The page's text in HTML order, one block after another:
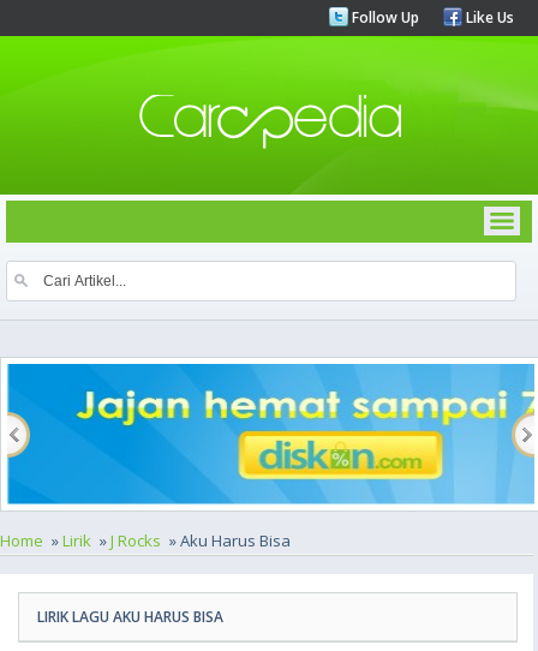
Follow Up Like Us
Home »Lirik »J Rocks » Aku Harus Bisa
LIRIK LAGU AKU HARUS BISA